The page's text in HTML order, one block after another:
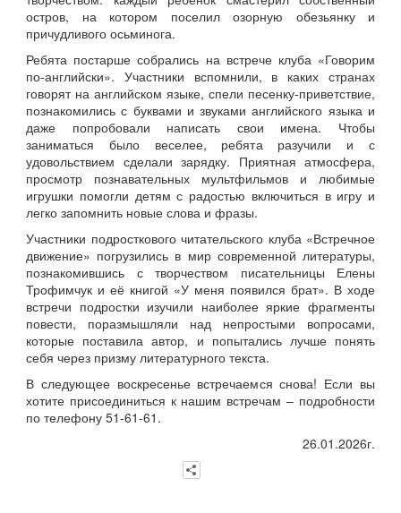
остров, на котором поселил озорную обезьянку и
причудливого осьминога.
Ребята постарше собрались на встрече клуба «Говорим
по-английски». Участники вспомнили, в каких странах
говорят на английском языке, спели песенку-приветствие,
познакомились с буквами и звуками английского языка и
даже попробовали написать свои имена. Чтобы
заниматься было веселее, ребята разучили и с
удовольствием сделали зарядку. Приятная атмосфера,
просмотр познавательных мультфильмов и любимые
игрушки помогли детям с радостью включиться в игру и
легко запомнить новые слова и фразы.
Участники подросткового читательского клуба «Встречное
движение» погрузились в мир современной литературы,
познакомившись с творчеством писательницы Елены
Трофимчук и её книгой «У меня появился брат». В ходе
встречи подростки изучили наиболее яркие фрагменты
повести, поразмышляли над непростыми вопросами,
которые поставила автор, и попытались лучше понять
себя через призму литературного текста.
В следующее воскресенье встречаемся снова! Если вы
хотите присоединиться к нашим встречам – подробности
по телефону 51-61-61.
26.01.2026г.